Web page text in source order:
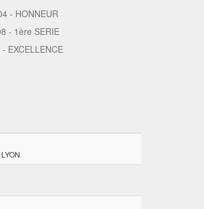
- HONNEUR
- 1ère SERIE
EXCELLENCE